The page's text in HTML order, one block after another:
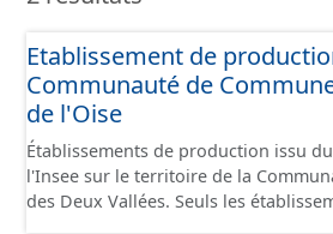
Etablissement de
Communauté de
de l'Oise
Établissements de production issu
l'Insee sur le territoire de la
des Deux Vallées. Seuls les établissements situés à